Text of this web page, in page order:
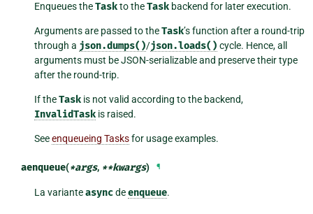
Enqueues theTaskto theTask backend for later execution.
Arguments are passed to theTask’s function after a round-trip
through a json.dumps()/json.loads() cycle. Hence, all
arguments must be JSON-serializable and preserve their type
after the round-trip.
If theTask is not valid according to the backend,
InvalidTask is raised.
Seeenqueueing Tasksfor usage examples.
aenqueue(*args, **kwargs) ¶
La varianteasyncdeenqueue.